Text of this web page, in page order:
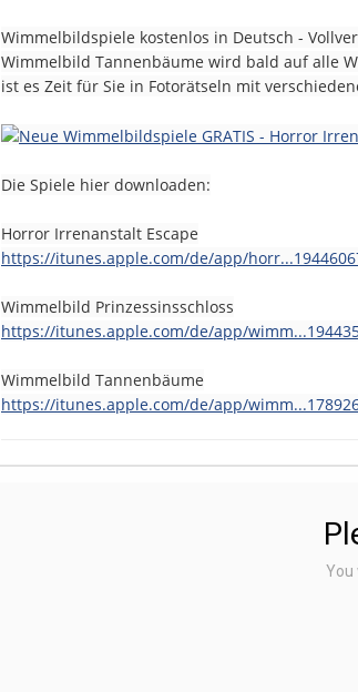
Wimmelbildspiele kostenlos in Deutsch -
Wimmelbild Tannenbäume wird bald auf alle
ist es Zeit für Sie in Fotorätseln mit
Die Spiele hier downloaden:
Horror Irrenanstalt Escape
https://itunes.apple.com/de/app/
Wimmelbild Prinzessinsschloss
https://itunes.apple.com/de/app/
Wimmelbild Tannenbäume
https://itunes.apple.com/de/app/
You